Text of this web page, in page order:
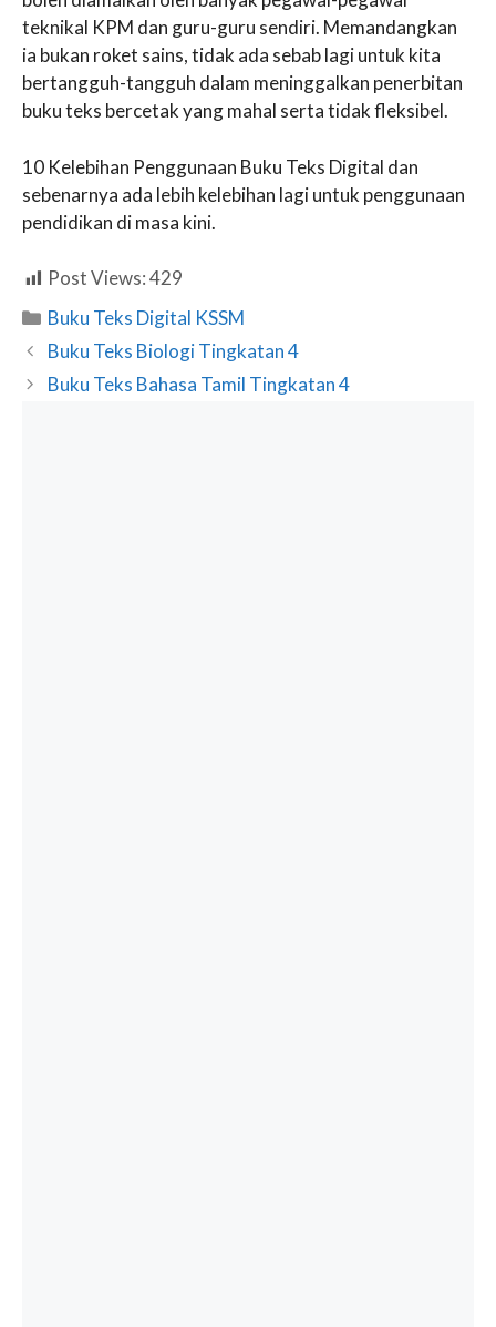
teknikal KPM dan guru-guru sendiri. Memandangkan
ia bukan roket sains, tidak ada sebab lagi untuk kita
bertangguh-tangguh dalam meninggalkan penerbitan
buku teks bercetak yang mahal serta tidak fleksibel.
10 Kelebihan Penggunaan Buku Teks Digital dan
sebenarnya ada lebih kelebihan lagi untuk penggunaan
pendidikan di masa kini.
Post Views:429
Categories
Buku Teks Digital KSSM
Buku Teks Biologi Tingkatan 4
Buku Teks Bahasa Tamil Tingkatan 4